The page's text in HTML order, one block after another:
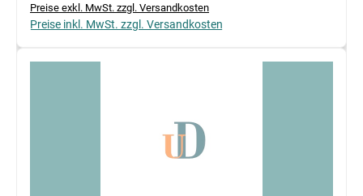
Preise exkl. MwSt. zzgl. Versandkosten
Preise inkl. MwSt. zzgl. Versandkosten